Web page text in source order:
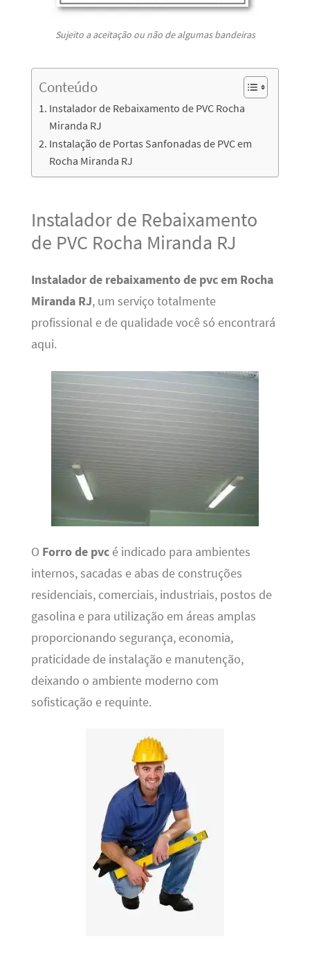
Sujeito a aceitação ou não de algumas bandeiras
Conteúdo
Instalador de Rebaixamento de PVC Rocha
Miranda RJ
Instalação de Portas Sanfonadas de PVC em
Rocha Miranda RJ
Instalador de Rebaixamento
de PVC Rocha Miranda RJ
Instalador de rebaixamento de pvc em Rocha
Miranda RJ, um serviço totalmente
profissional e de qualidade você só encontrará
aqui.
O Forro de pvcé indicado para ambientes
internos, sacadas e abas de construções
residenciais, comerciais, industriais, postos de
gasolina e para utilização em áreas amplas
proporcionando segurança, economia,
praticidade de instalação e manutenção,
deixando o ambiente moderno com
sofisticação e requinte.